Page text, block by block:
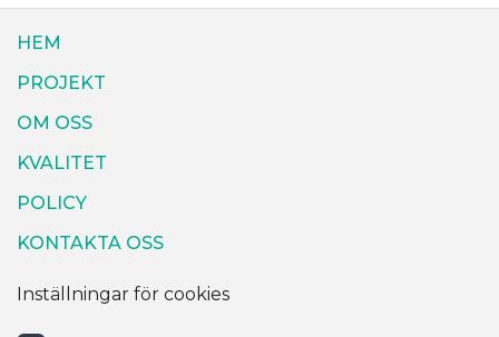
HEM
PROJEKT
OM OSS
KVALITET
POLICY
KONTAKTA OSS
Inställningar för cookies